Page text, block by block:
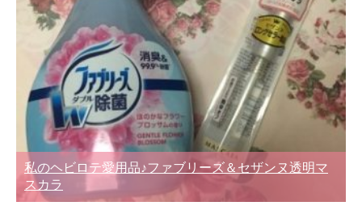
私のヘビロテ愛用品♪ファブリーズ＆セザンヌ透明マ
スカラ